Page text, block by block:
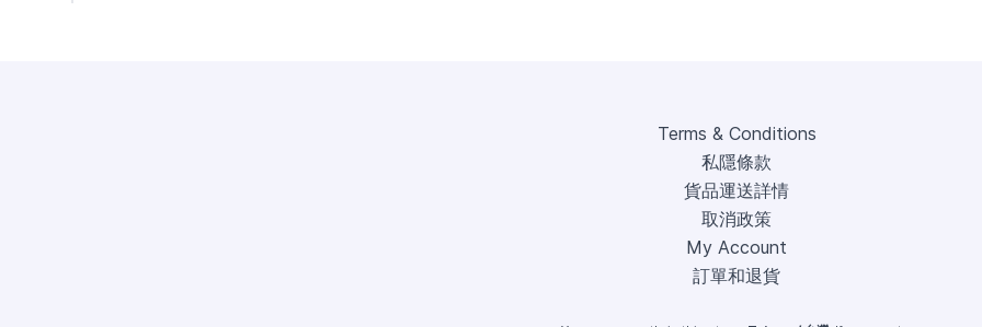
Terms & Conditions
私隱條款
貨品運送詳情
取消政策
My Account
訂單和退貨